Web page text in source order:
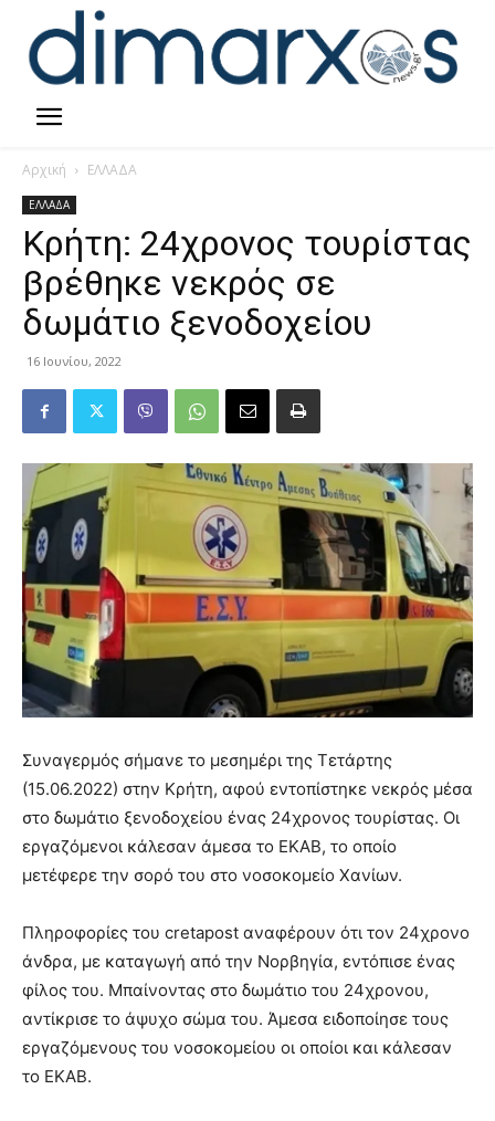
Αρχική ΕΛΛΑΔΑ
ΕΛΛΑΔΑ
Κρήτη: 24χρονος τουρίστας
βρέθηκε νεκρός σε
δωμάτιο ξενοδοχείου
16 Ιουνίου, 2022
Συναγερμός σήμανε το μεσημέρι της Τετάρτης
(15.06.2022) στην Κρήτη, αφού εντοπίστηκε νεκρός μέσα
στο δωμάτιο ξενοδοχείου ένας 24χρονος τουρίστας. Οι
εργαζόμενοι κάλεσαν άμεσα το ΕΚΑΒ, το οποίο
μετέφερε την σορό του στο νοσοκομείο Χανίων.
Πληροφορίες του cretapost αναφέρουν ότι τον 24χρονο
άνδρα, με καταγωγή από την Νορβηγία, εντόπισε ένας
φίλος του. Μπαίνοντας στο δωμάτιο του 24χρονου,
αντίκρισε το άψυχο σώμα του. Άμεσα ειδοποίησε τους
εργαζόμενους του νοσοκομείου οι οποίοι και κάλεσαν
το ΕΚΑΒ.